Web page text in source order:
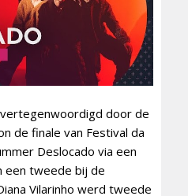
door de
de finale van Festival da
Deslocado via een
een tweede bij de
Vilarinho werd tweede